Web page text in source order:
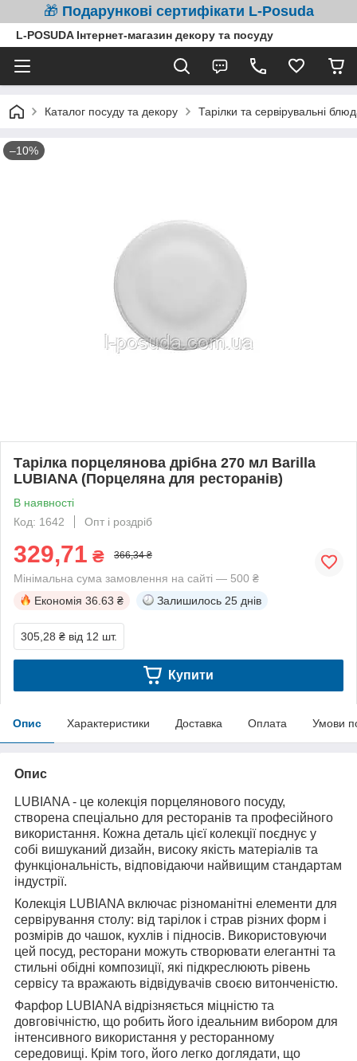
🎁 Подарункові сертифікати L-Posuda
L-POSUDA Інтернет-магазин декору та посуду
Каталог посуду та декору Тарілки та сервірувальні
–10%
Тарілка порцелянова дрібна 270 мл Barilla
LUBIANA (Порцеляна для ресторанів)
В наявності
Код: 1642
Опт і роздріб
329,71 ₴ 366,34 ₴
Мінімальна сума замовлення на сайті — 500 ₴
Економія 36.63 ₴ Залишилось 25 днів
305,28 ₴ від 12 шт.
Купити
Опис Характеристики Доставка Оплата Умови
Опис
LUBIANA - це колекція порцелянового посуду,
створена спеціально для ресторанів та професійного
використання. Кожна деталь цієї колекції поєднує у
собі вишуканий дизайн, високу якість матеріалів та
функціональність, відповідаючи найвищим стандартам
індустрії.
Колекція LUBIANA включає різноманітні елементи для
сервірування столу: від тарілок і страв різних форм і
розмірів до чашок, кухлів і підносів. Використовуючи
цей посуд, ресторани можуть створювати елегантні та
стильні обідні композиції, які підкреслюють рівень
сервісу та вражають відвідувачів своєю витонченістю.
Фарфор LUBIANA відрізняється міцністю та
довговічністю, що робить його ідеальним вибором для
інтенсивного використання у ресторанному
середовищі. Крім того, його легко доглядати, що